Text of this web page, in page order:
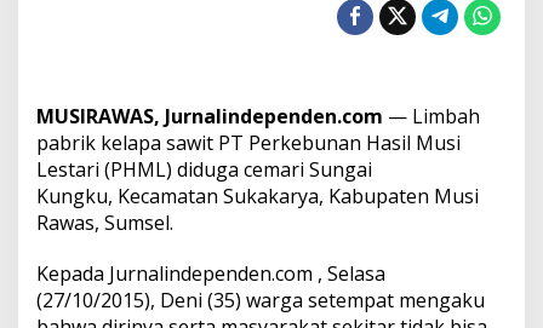
a
h
P
T
P
L
C
e
MUSIRAWAS, Jurnalindependen.com — Limbah
pabrik kelapa sawit PT Perkebunan Hasil Musi
Lestari (PHML) diduga cemari Sungai
Kungku, Kecamatan Sukakarya, Kabupaten Musi
Rawas, Sumsel.
Kepada Jurnalindependen.com , Selasa
(27/10/2015), Deni (35) warga setempat mengaku